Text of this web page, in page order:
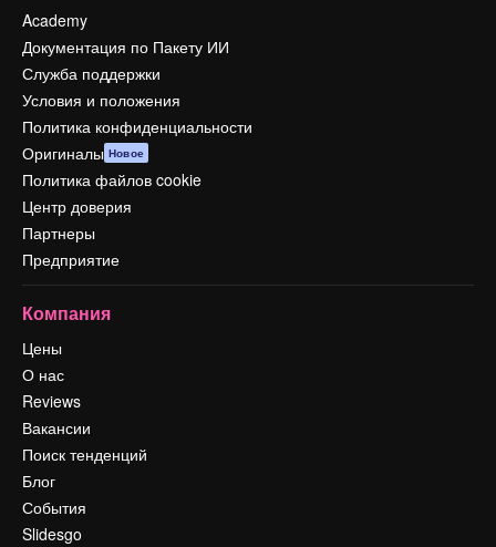
Academy
Документация по Пакету ИИ
Служба поддержки
Условия и положения
Политика конфиденциальности
Оригиналы Новое
Политика файлов cookie
Центр доверия
Партнеры
Предприятие
Компания
Цены
О нас
Reviews
Вакансии
Поиск тенденций
Блог
События
Slidesgo